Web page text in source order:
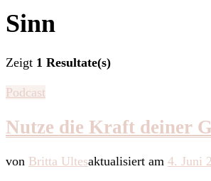
Sinn
Zeigt 1 Resultate(s)
Podcast
Nutze die Kraft deiner
von Britta Ultesaktualisiert am 4. Juni